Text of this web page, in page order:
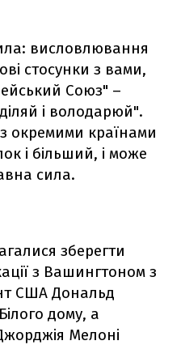
висловлювання
стосунки з вами,
Союз" –
і володарюй".
окремими країнами
і більший, і може
сила.
зберегти
з Вашингтоном з
США Дональд
дому, а
Мелоні